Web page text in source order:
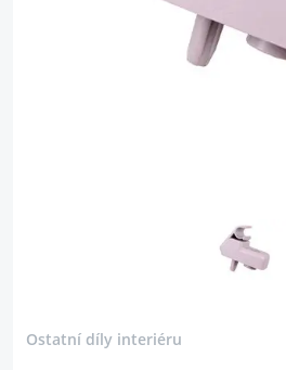
Ostatní díly interiéru